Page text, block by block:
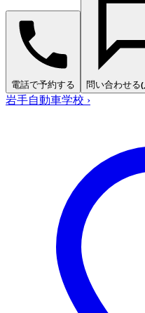
電話で予約する 問い合わせる(
岩手自動車学校 ›